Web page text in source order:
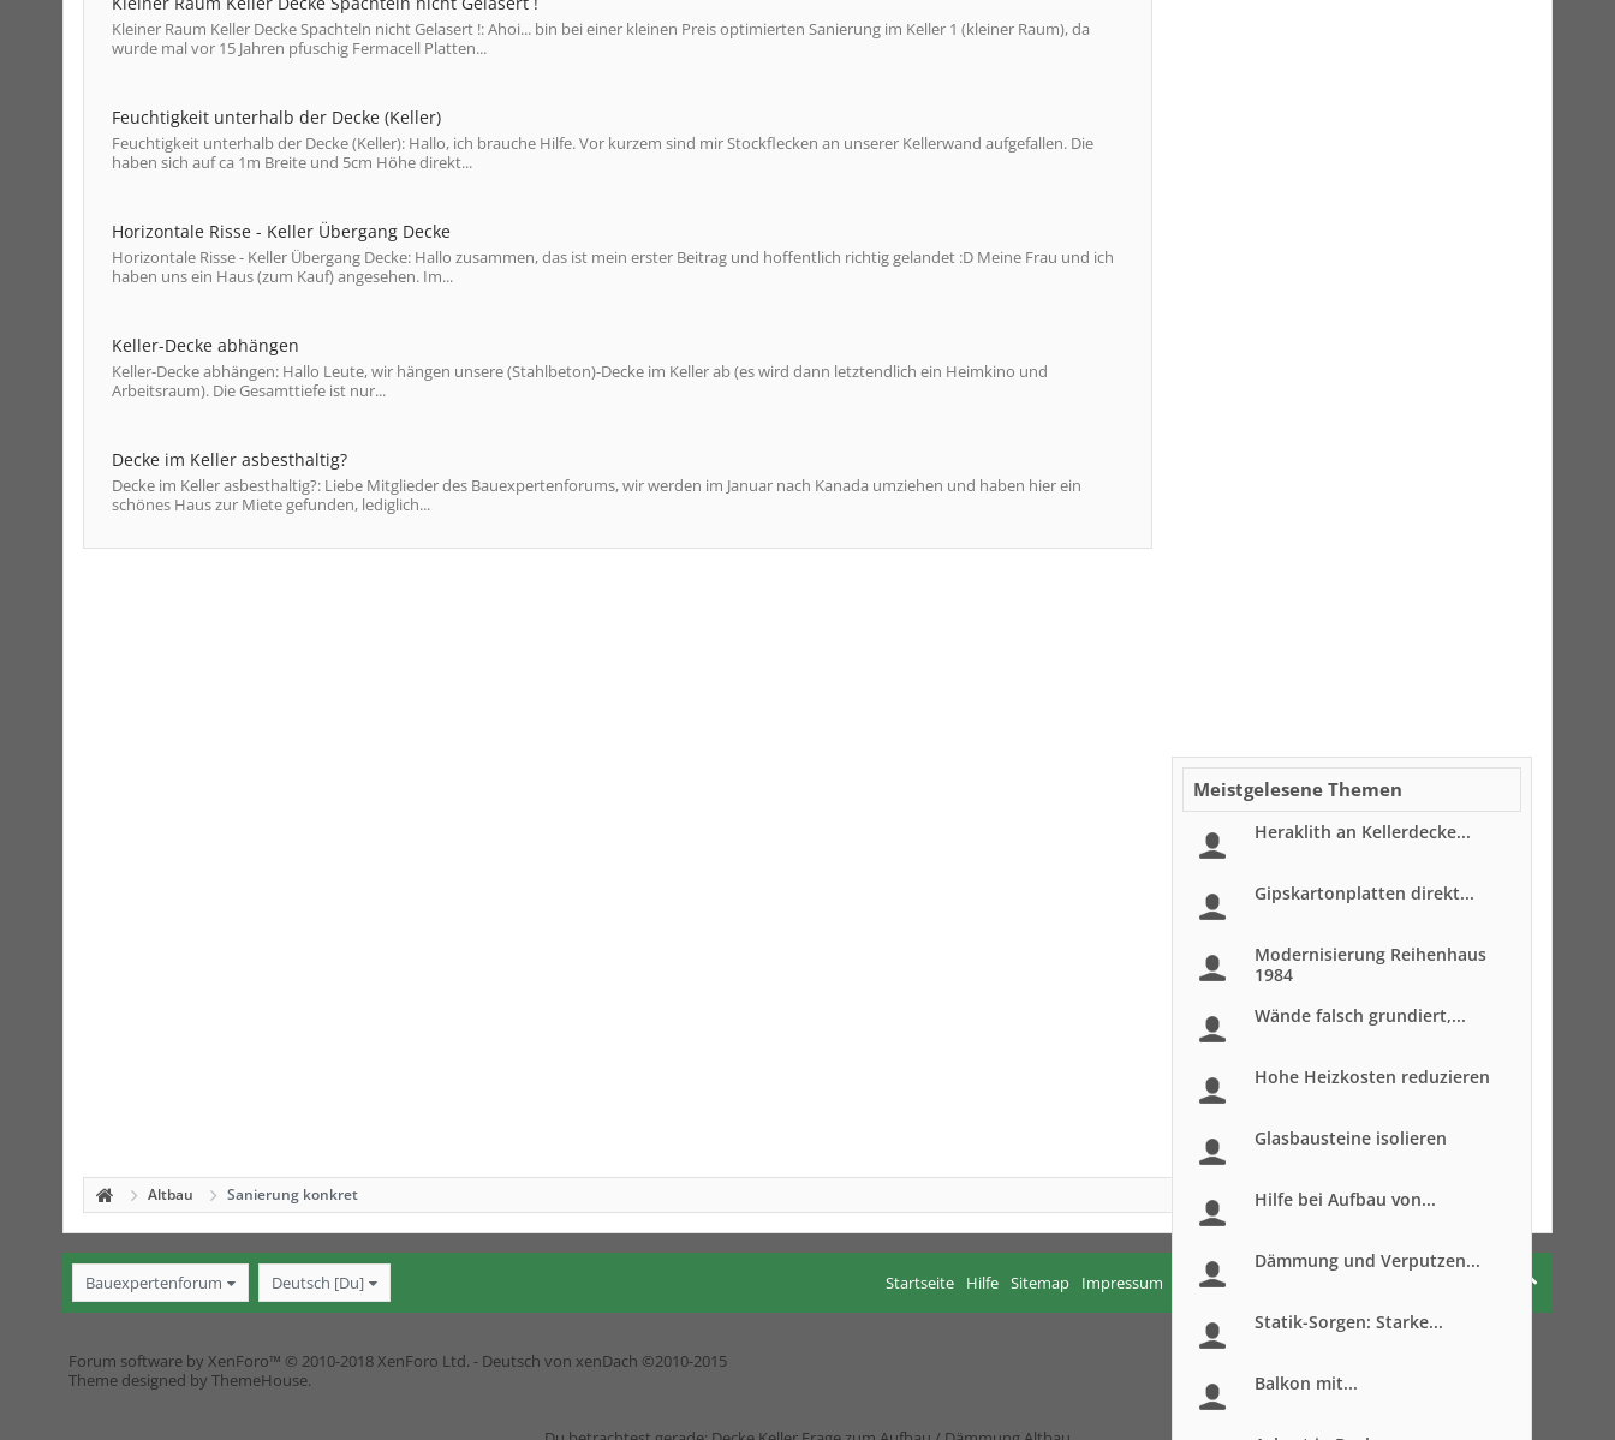
Kleiner Raum Keller Decke Spachteln nicht Gelasert !: Ahoi... bin bei einer kleinen Preis optimierten Sanierung im Keller 1 (kleiner Raum), da
wurde mal vor 15 Jahren pfuschig Fermacell Platten...
Feuchtigkeit unterhalb der Decke (Keller)
Feuchtigkeit unterhalb der Decke (Keller): Hallo, ich brauche Hilfe. Vor kurzem sind mir Stockflecken an unserer Kellerwand aufgefallen. Die
haben sich auf ca 1m Breite und 5cm Höhe direkt...
Horizontale Risse - Keller Übergang Decke
Horizontale Risse - Keller Übergang Decke: Hallo zusammen, das ist mein erster Beitrag und hoffentlich richtig gelandet :D Meine Frau und ich
haben uns ein Haus (zum Kauf) angesehen. Im...
Keller-Decke abhängen
Keller-Decke abhängen: Hallo Leute, wir hängen unsere (Stahlbeton)-Decke im Keller ab (es wird dann letztendlich ein Heimkino und
Arbeitsraum). Die Gesamttiefe ist nur...
Decke im Keller asbesthaltig?
Decke im Keller asbesthaltig?: Liebe Mitglieder des Bauexpertenforums, wir werden im Januar nach Kanada umziehen und haben hier ein
schönes Haus zur Miete gefunden, lediglich...
Meistgelesene Themen
Heraklith an Kellerdecke...
Gipskartonplatten direkt...
Modernisierung Reihenhaus
1984
Wände falsch grundiert,...
Hohe Heizkosten reduzieren
Glasbausteine isolieren
Hilfe bei Aufbau von...
Dämmung und Verputzen...
Statik-Sorgen: Starke...
Balkon mit...
Altbau Sanierung konkret
Bauexpertenforum Deutsch [Du] Startseite Hilfe Sitemap Impressum Nutzungsbedingungen
Forum software by XenForo™ © 2010-2018 XenForo Ltd. - Deutsch von xenDach ©2010-2015
Theme designed by ThemeHouse.